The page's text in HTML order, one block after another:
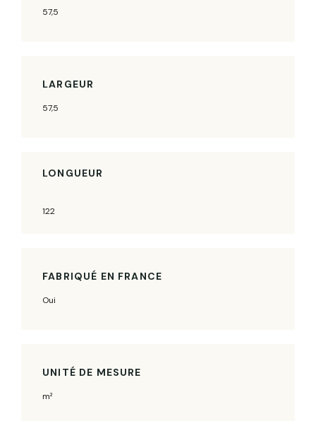
57,5
LARGEUR
57,5
LONGUEUR
122
FABRIQUÉ EN FRANCE
Oui
UNITÉ DE MESURE
m²